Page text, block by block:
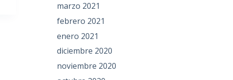
marzo 2021
febrero 2021
enero 2021
diciembre 2020
noviembre 2020